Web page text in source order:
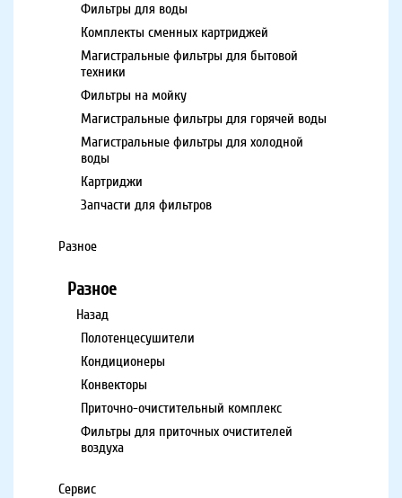
Фильтры для воды
Комплекты сменных картриджей
Магистральные фильтры для бытовой
техники
Фильтры на мойку
Магистральные фильтры для горячей воды
Магистральные фильтры для холодной
воды
Картриджи
Запчасти для фильтров
Разное
Разное
Назад
Полотенцесушители
Кондиционеры
Конвекторы
Приточно-очистительный комплекс
Фильтры для приточных очистителей
воздуха
Сервис